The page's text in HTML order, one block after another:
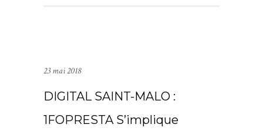
23 mai 2018
DIGITAL SAINT-MALO :
1FOPRESTA S’implique